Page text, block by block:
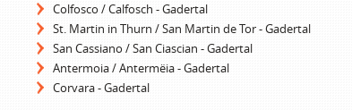
Colfosco / Calfosch - Gadertal
St. Martin in Thurn / San Martin de Tor - Gadertal
San Cassiano / San Ciascian - Gadertal
Antermoia / Antermëia - Gadertal
Corvara - Gadertal